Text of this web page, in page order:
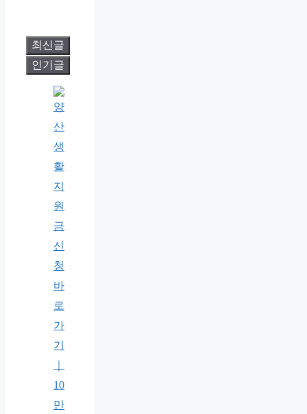
최신글
인기글